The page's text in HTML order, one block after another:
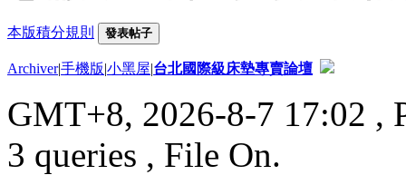
本版積分規則 發表帖子
Archiver|手機版|小黑屋|台北國際級床墊專賣論壇
GMT+8, 2026-8-7 17:02 ,
3 queries , File On.